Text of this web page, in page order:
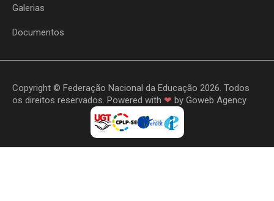
Galerias
Documentos
Copyright © Federação Nacional da Educação 2026. Todos
os direitos reservados. Powered with ❤ by Goweb Agency